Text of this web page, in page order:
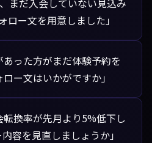
まだ入会していない見込み
ロー文を用意しました」
あった方がまだ体験予約を
ー文はいかがですか」
転換率が先月より5%低下し
容を見直しましょうか」